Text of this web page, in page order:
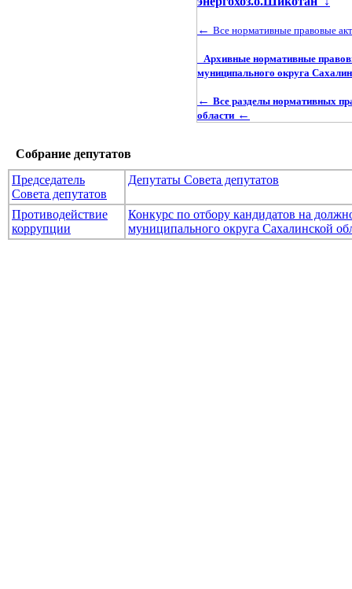
← Все нормативные правовые
Архивные нормативные
муниципального округа
← Все разделы нормативных
области ←
Собрание депутатов
Председатель
Совета депутатов
Депутаты Совета депутатов
Противодействие
коррупции
Конкурс по отбору кандидатов на
муниципального округа Сахалинской